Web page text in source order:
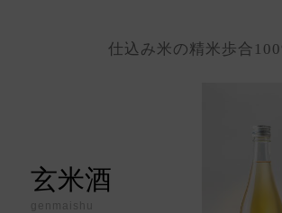
仕込み米の精米歩合
玄米酒
genmaishu